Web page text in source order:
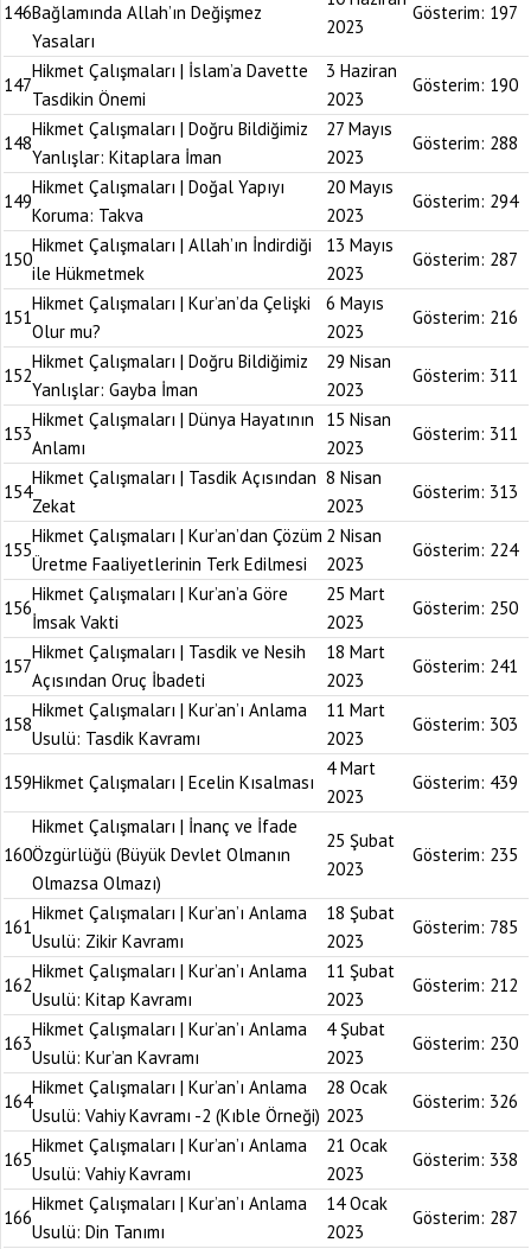
146Bağlamında Allah’ın Değişmez
Yasaları
2023
Gösterim: 197
147
Hikmet Çalışmaları | İslam’a Davette
Tasdikin Önemi
3 Haziran
2023
Gösterim: 190
148
Hikmet Çalışmaları | Doğru Bildiğimiz
Yanlışlar: Kitaplara İman
27 Mayıs
2023
Gösterim: 288
149
Hikmet Çalışmaları | Doğal Yapıyı
Koruma: Takva
20 Mayıs
2023
Gösterim: 294
150
Hikmet Çalışmaları | Allah’ın İndirdiği
ile Hükmetmek
13 Mayıs
2023
Gösterim: 287
151
Hikmet Çalışmaları | Kur’an’da Çelişki
Olur mu?
6 Mayıs
2023
Gösterim: 216
152
Hikmet Çalışmaları | Doğru Bildiğimiz
Yanlışlar: Gayba İman
29 Nisan
2023
Gösterim: 311
153
Hikmet Çalışmaları | Dünya Hayatının
Anlamı
15 Nisan
2023
Gösterim: 311
154
Hikmet Çalışmaları | Tasdik Açısından
Zekat
8 Nisan
2023
Gösterim: 313
155
Hikmet Çalışmaları | Kur’an’dan Çözüm
Üretme Faaliyetlerinin Terk Edilmesi
2 Nisan
2023
Gösterim: 224
156
Hikmet Çalışmaları | Kur’an’a Göre
İmsak Vakti
25 Mart
2023
Gösterim: 250
157
Hikmet Çalışmaları | Tasdik ve Nesih
Açısından Oruç İbadeti
18 Mart
2023
Gösterim: 241
158
Hikmet Çalışmaları | Kur’an’ı Anlama
Usulü: Tasdik Kavramı
11 Mart
2023
Gösterim: 303
159Hikmet Çalışmaları | Ecelin Kısalması
4 Mart
2023
Gösterim: 439
160
Hikmet Çalışmaları | İnanç ve İfade
Özgürlüğü (Büyük Devlet Olmanın
Olmazsa Olmazı)
25 Şubat
2023
Gösterim: 235
161
Hikmet Çalışmaları | Kur’an’ı Anlama
Usulü: Zikir Kavramı
18 Şubat
2023
Gösterim: 785
162
Hikmet Çalışmaları | Kur’an’ı Anlama
Usulü: Kitap Kavramı
11 Şubat
2023
Gösterim: 212
163
Hikmet Çalışmaları | Kur’an’ı Anlama
Usulü: Kur’an Kavramı
4 Şubat
2023
Gösterim: 230
164
Hikmet Çalışmaları | Kur’an’ı Anlama
Usulü: Vahiy Kavramı -2 (Kıble Örneği)
28 Ocak
2023
Gösterim: 326
165
Hikmet Çalışmaları | Kur’an’ı Anlama
Usulü: Vahiy Kavramı
21 Ocak
2023
Gösterim: 338
166
Hikmet Çalışmaları | Kur’an’ı Anlama
Usulü: Din Tanımı
14 Ocak
2023
Gösterim: 287